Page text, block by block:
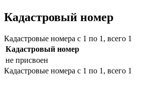
Кадастровый номер
Кадастровые номера с 1 по 1, всего 1
Кадастровый номер
не присвоен
Кадастровые номера с 1 по 1, всего 1